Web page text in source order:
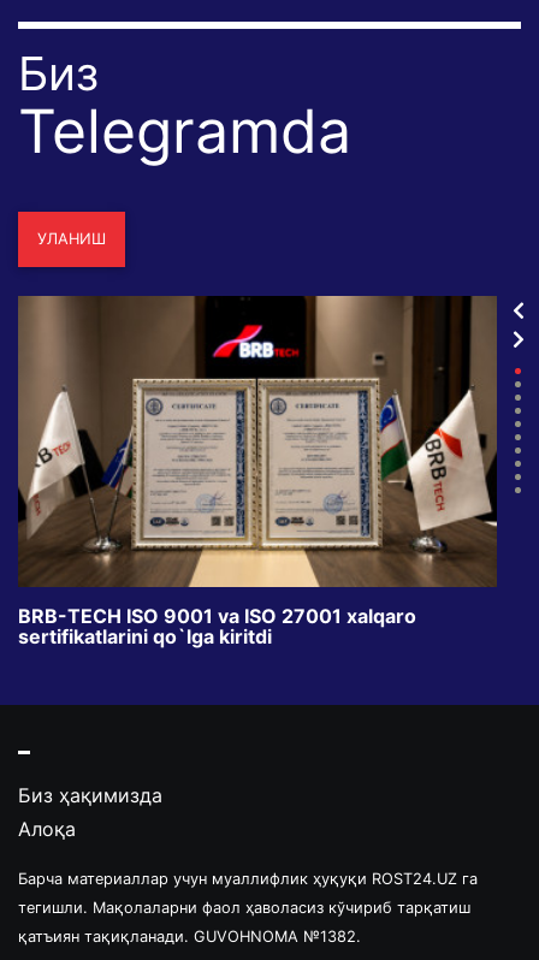
Биз
Telegramda
УЛАНИШ
BRB-TECH ISO 9001 va ISO 27001 xalqaro
sertifikatlarini qo`lga kiritdi
Биз ҳақимизда
Алоқа
Барча материаллар учун муаллифлик ҳуқуқи ROST24.UZ га
тегишли. Мақолаларни фаол ҳаволасиз кўчириб тарқатиш
қатъиян тақиқланади. GUVOHNOMA №1382.